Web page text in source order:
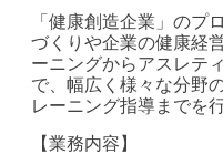
「健康創造企業」のプ
づくりや企業の健康経
ーニングからアスレテ
で、幅広く様々な分野
レーニング指導までを
【業務内容】